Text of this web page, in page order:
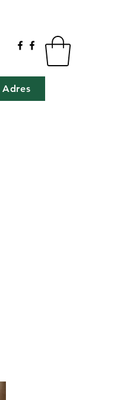
Adres